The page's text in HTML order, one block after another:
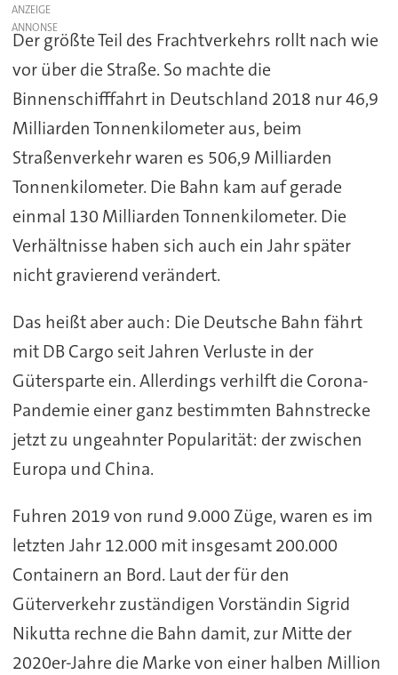
ANZEIGE
Der größte Teil des Frachtverkehrs rollt nach wie
vor über die Straße. So machte die
Binnenschifffahrt in Deutschland 2018 nur 46,9
Milliarden Tonnenkilometer aus, beim
Straßenverkehr waren es 506,9 Milliarden
Tonnenkilometer. Die Bahn kam auf gerade
einmal 130 Milliarden Tonnenkilometer. Die
Verhältnisse haben sich auch ein Jahr später
nicht gravierend verändert.
Das heißt aber auch: Die Deutsche Bahn fährt
mit DB Cargo seit Jahren Verluste in der
Gütersparte ein. Allerdings verhilft die Corona-
Pandemie einer ganz bestimmten Bahnstrecke
jetzt zu ungeahnter Popularität: der zwischen
Europa und China.
Fuhren 2019 von rund 9.000 Züge, waren es im
letzten Jahr 12.000 mit insgesamt 200.000
Containern an Bord. Laut der für den
Güterverkehr zuständigen Vorständin Sigrid
Nikutta rechne die Bahn damit, zur Mitte der
2020er-Jahre die Marke von einer halben Million